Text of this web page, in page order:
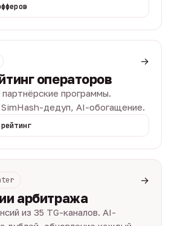
→
операторов
программы.
дедуп, AI-обогащение.
→
арбитража
из 35 TG-каналов. AI-